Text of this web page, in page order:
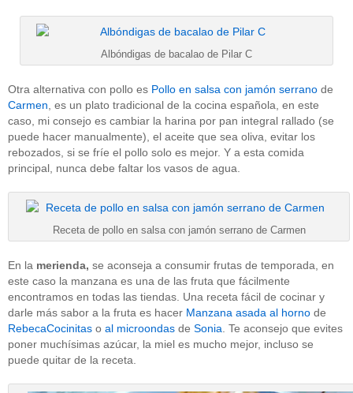
Albóndigas de bacalao de Pilar C
Otra alternativa con pollo es Pollo en salsa con jamón serrano de
Carmen , es un plato tradicional de la cocina española, en este
caso, mi consejo es cambiar la harina por pan integral rallado (se
puede hacer manualmente), el aceite que sea oliva, evitar los
rebozados, si se fríe el pollo solo es mejor. Y a esta comida
principal, nunca debe faltar los vasos de agua.
Receta de pollo en salsa con jamón serrano de Carmen
En la merienda, se aconseja a consumir frutas de temporada, en
este caso la manzana es una de las fruta que fácilmente
encontramos en todas las tiendas. Una receta fácil de cocinar y
darle más sabor a la fruta es hacer Manzana asada al horno de
RebecaCocinitas o al microondas de Sonia . Te aconsejo que evites
poner muchísimas azúcar, la miel es mucho mejor, incluso se
puede quitar de la receta.